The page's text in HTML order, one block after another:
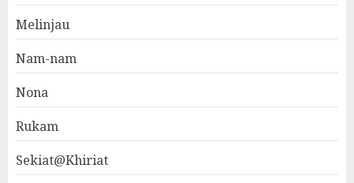
Melinjau
Nam-nam
Nona
Rukam
Sekiat@Khiriat